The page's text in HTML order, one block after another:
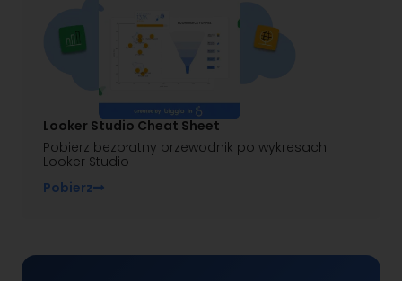
Looker Studio Cheat Sheet
Pobierz bezpłatny przewodnik po wykresach
Looker Studio
Pobierz